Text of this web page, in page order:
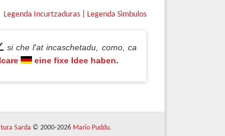
Legenda Incurtzaduras Legenda Sìmbulos
si che l'at incaschetadu, como, ca
eine fixe Idee haben.
Sarda © 2000-2026 Mario Puddu.